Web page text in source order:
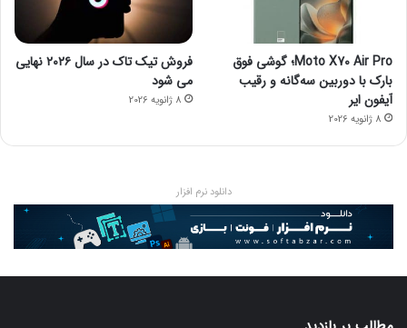
Moto X70 Air Pro؛ گوشی فوق
بارک با دوربین سه‌گانه و رقیب
آیفون ایر
8 ژانویه 2026
فروش تیک تاک در سال ۲۰۲۶ نهایی
می شود
8 ژانویه 2026
دانلود نرم افزار